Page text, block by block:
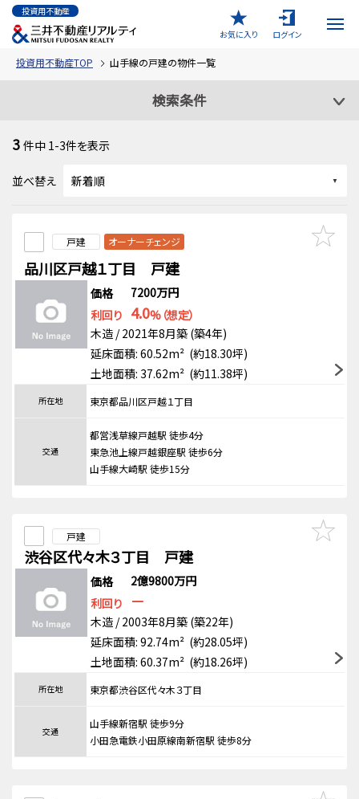
投資用不動産
お気に入り
ログイン
投資用不動産TOP 山手線の戸建の物件一覧
検索条件
3 件中 1-3件を表示
並べ替え
戸建 オーナーチェンジ
品川区戸越１丁目 戸建
価格
7200万円
利回り 4.0%（想定）
木造 / 2021年8月築 (築4年)
延床面積: 60.52m² (約18.30坪)
土地面積: 37.62m² (約11.38坪)
所在地 東京都品川区戸越１丁目
交通
都営浅草線戸越駅 徒歩4分
東急池上線戸越銀座駅 徒歩6分
山手線大崎駅 徒歩15分
戸建
渋谷区代々木３丁目 戸建
価格
2億9800万円
利回り
－
木造 / 2003年8月築 (築22年)
延床面積: 92.74m² (約28.05坪)
土地面積: 60.37m² (約18.26坪)
所在地 東京都渋谷区代々木３丁目
交通
山手線新宿駅 徒歩9分
小田急電鉄小田原線南新宿駅 徒歩8分